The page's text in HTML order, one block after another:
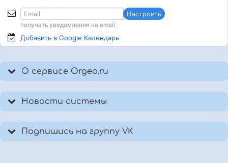
Настроить
получать уведомления на email
Добавить в Google Календарь
О сервисе Orgeo.ru
Новости системы
Подпишись на группу VK